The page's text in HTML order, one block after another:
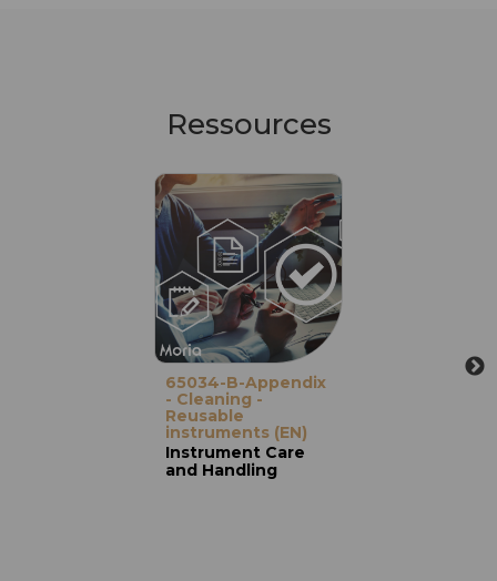
Ressources
65034-B-Appendix
- Cleaning -
Reusable
instruments (EN)
Instrument Care
and Handling